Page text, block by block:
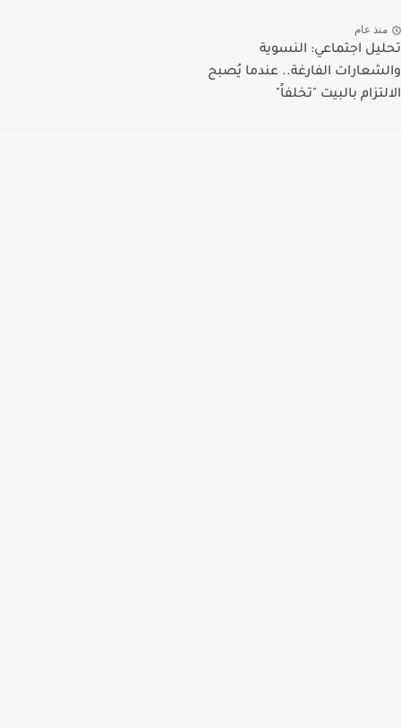
منذ عام
تحليل اجتماعي: النسوية
والشعارات الفارغة.. عندما يُصبح
الالتزام بالبيت "تخلفاً"